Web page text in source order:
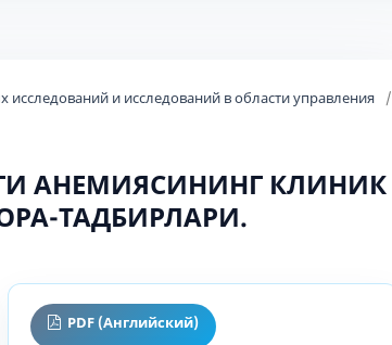
и исследований в области управления
/
АНЕМИЯСИНИНГ КЛИНИК
ТАДБИРЛАРИ.
PDF (Английский)